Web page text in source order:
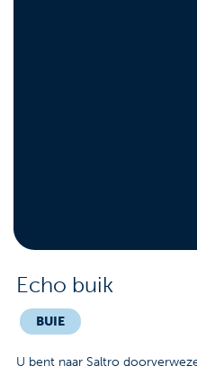
Tarieven
Echo buik
BUIE
U bent naar Saltro